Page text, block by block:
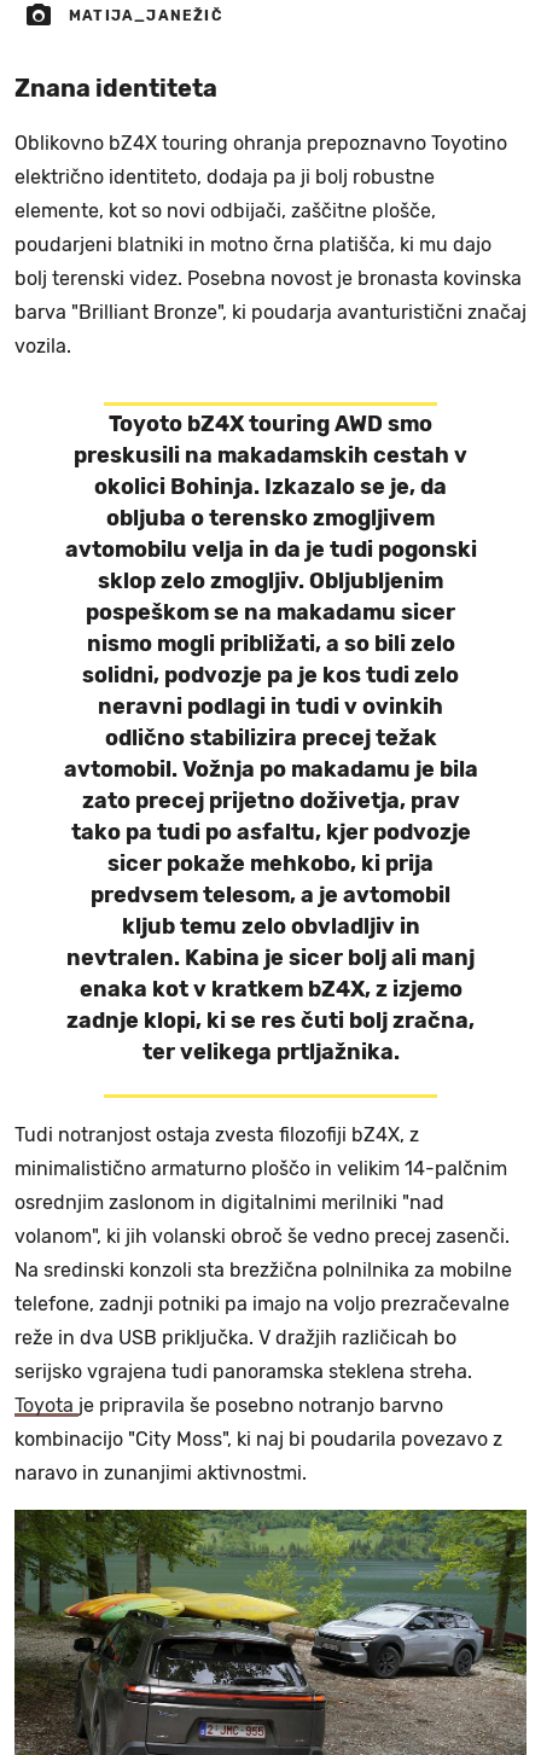
MATIJA_JANEŽIČ
Znana identiteta
Oblikovno bZ4X touring ohranja prepoznavno Toyotino
električno identiteto, dodaja pa ji bolj robustne
elemente, kot so novi odbijači, zaščitne plošče,
poudarjeni blatniki in motno črna platišča, ki mu dajo
bolj terenski videz. Posebna novost je bronasta kovinska
barva "Brilliant Bronze", ki poudarja avanturistični značaj
vozila.
Toyoto bZ4X touring AWD smo
preskusili na makadamskih cestah v
okolici Bohinja. Izkazalo se je, da
obljuba o terensko zmogljivem
avtomobilu velja in da je tudi pogonski
sklop zelo zmogljiv. Obljubljenim
pospeškom se na makadamu sicer
nismo mogli približati, a so bili zelo
solidni, podvozje pa je kos tudi zelo
neravni podlagi in tudi v ovinkih
odlično stabilizira precej težak
avtomobil. Vožnja po makadamu je bila
zato precej prijetno doživetja, prav
tako pa tudi po asfaltu, kjer podvozje
sicer pokaže mehkobo, ki prija
predvsem telesom, a je avtomobil
kljub temu zelo obvladljiv in
nevtralen. Kabina je sicer bolj ali manj
enaka kot v kratkem bZ4X, z izjemo
zadnje klopi, ki se res čuti bolj zračna,
ter velikega prtljažnika.
Tudi notranjost ostaja zvesta filozofiji bZ4X, z
minimalistično armaturno ploščo in velikim 14-palčnim
osrednjim zaslonom in digitalnimi merilniki "nad
volanom", ki jih volanski obroč še vedno precej zasenči.
Na sredinski konzoli sta brezžična polnilnika za mobilne
telefone, zadnji potniki pa imajo na voljo prezračevalne
reže in dva USB priključka. V dražjih različicah bo
serijsko vgrajena tudi panoramska steklena streha.
Toyota je pripravila še posebno notranjo barvno
kombinacijo "City Moss", ki naj bi poudarila povezavo z
naravo in zunanjimi aktivnostmi.